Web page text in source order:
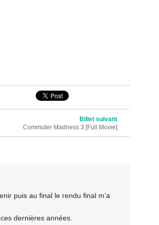
Billet suivant
Commuter Madness 3 [Full Movie]
puis au final le rendu final m’a
dernières années.